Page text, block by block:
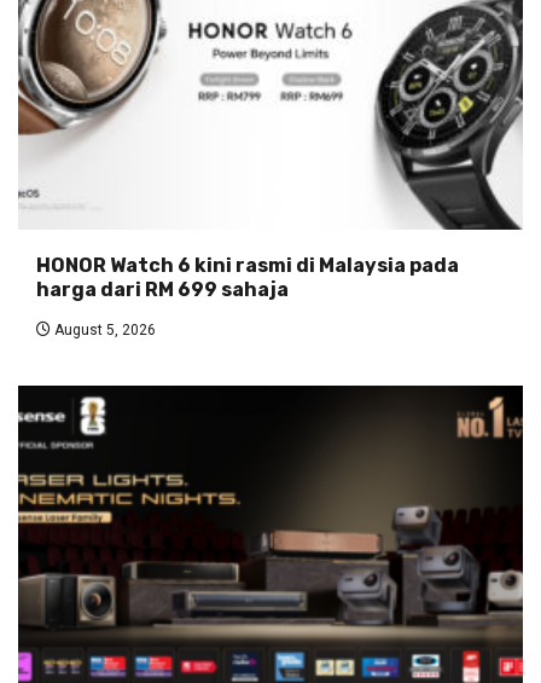
HONOR Watch 6 kini rasmi di Malaysia pada
harga dari RM 699 sahaja
August 5, 2026